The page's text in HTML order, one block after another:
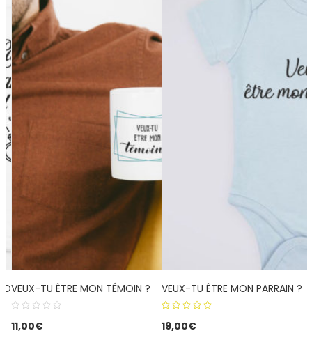
?
VEUX-TU ÊTRE MON TÉMOIN ?
11,00€
VEUX-TU ÊTRE MON PARRAIN ?
5.00out
19,00€